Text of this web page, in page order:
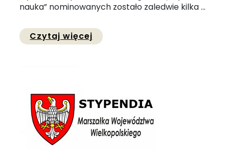
nauka” nominowanych zostało zaledwie kilka ...
Czytaj więcej Przejdź do pełnej